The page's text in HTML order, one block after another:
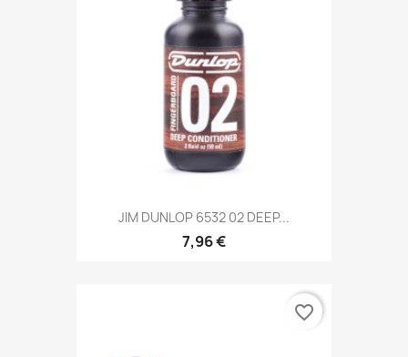
JIM DUNLOP 6532 02 DEEP...
7,96 €
favorite_border